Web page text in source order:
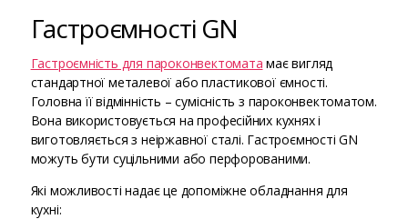
Гастроємності GN
Гастроємність для пароконвектомата має вигляд
стандартної металевої або пластикової ємності.
Головна її відмінність – сумісність з пароконвектоматом.
Вона використовується на професійних кухнях і
виготовляється з неіржавної сталі. Гастроємності GN
можуть бути суцільними або перфорованими.
Які можливості надає це допоміжне обладнання для
кухні: